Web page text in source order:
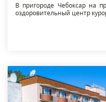
В пригороде Чебоксар на
оздоровительный центр